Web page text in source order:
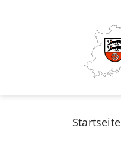
Startseite